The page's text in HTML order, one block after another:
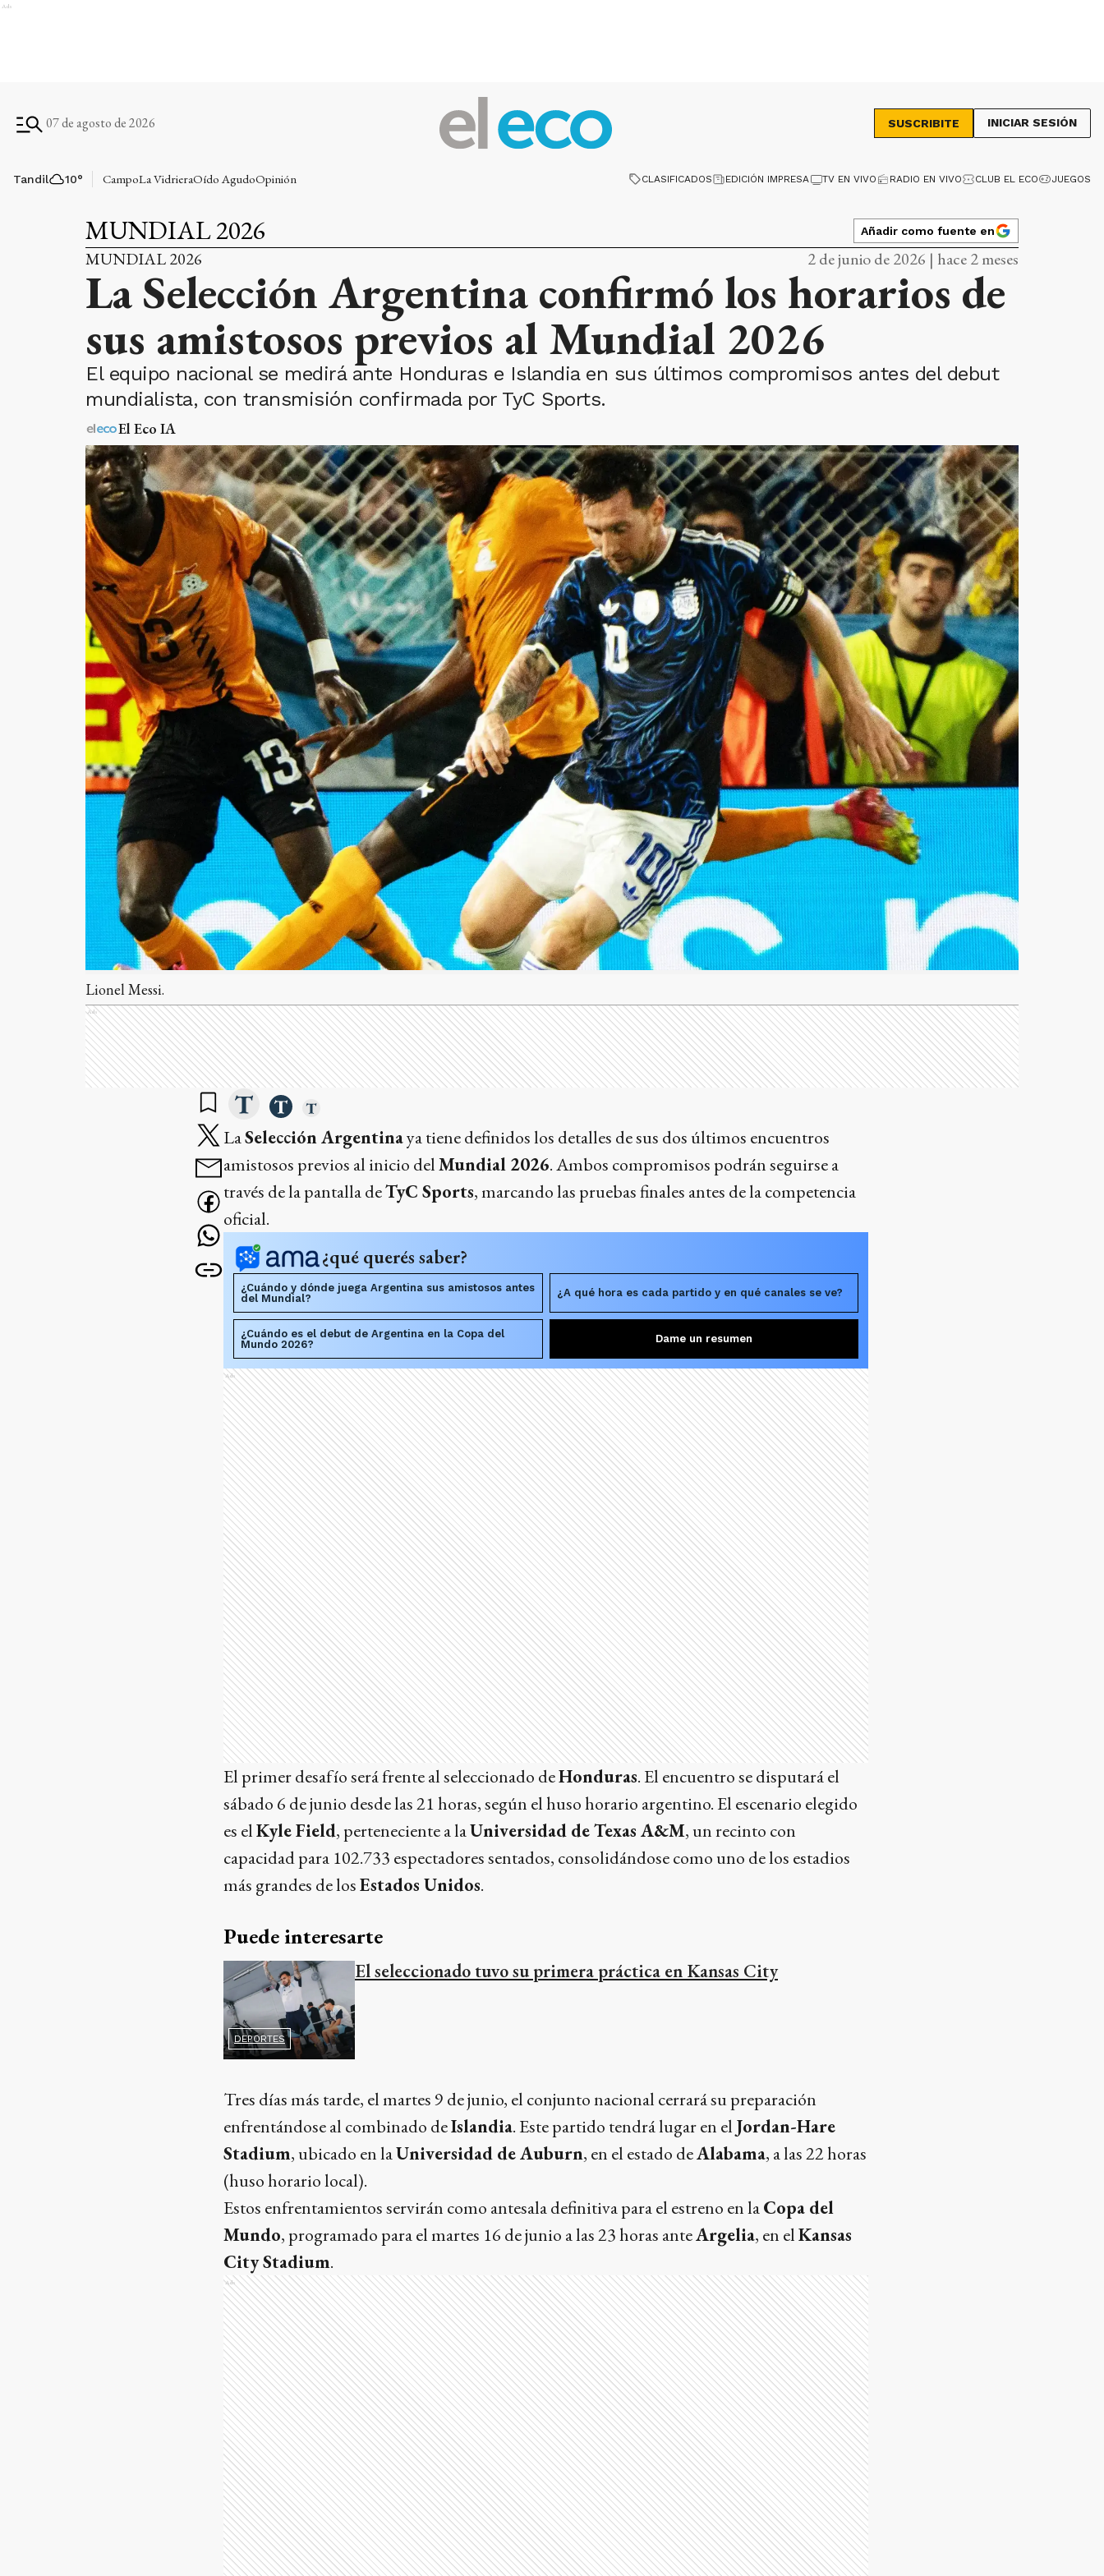
Ads
07 de agosto de 2026 SUSCRIBITE INICIAR SESIÓN
Tandil 10° CampoLa VidrieraOído AgudoOpinión CLASIFICADOS EDICIÓN IMPRESA TV EN VIVO RADIO EN VIVO CLUB EL ECO JUEGOS
MUNDIAL 2026 Añadir como fuente en
MUNDIAL 2026 2 de junio de 2026 | hace 2 meses
La Selección Argentina confirmó los horarios de
sus amistosos previos al Mundial 2026
El equipo nacional se medirá ante Honduras e Islandia en sus últimos compromisos antes del debut
mundialista, con transmisión confirmada por TyC Sports.
El Eco IA
Lionel Messi.
Ads
LaSelección Argentinaya tiene definidos los detalles de sus dos últimos encuentros
amistosos previos al inicio delMundial 2026. Ambos compromisos podrán seguirse a
través de la pantalla deTyC Sports, marcando las pruebas finales antes de la competencia
oficial.
¿qué querés saber?
¿Cuándo y dónde juega Argentina sus amistosos antes
del Mundial?
¿A qué hora es cada partido y en qué canales se ve?
¿Cuándo es el debut de Argentina en la Copa del
Mundo 2026?
Dame un resumen
Ads
El primer desafío será frente al seleccionado deHonduras. El encuentro se disputará el
sábado 6 de junio desde las 21 horas, según el huso horario argentino. El escenario elegido
es elKyle Field, perteneciente a laUniversidad de Texas A&M, un recinto con
capacidad para 102.733 espectadores sentados, consolidándose como uno de los estadios
más grandes de losEstados Unidos.
Puede interesarte
DEPORTES
El seleccionado tuvo su primera práctica en Kansas City
Tres días más tarde, el martes 9 de junio, el conjunto nacional cerrará su preparación
enfrentándose al combinado deIslandia. Este partido tendrá lugar en el Jordan-Hare
Stadium, ubicado en laUniversidad de Auburn, en el estado deAlabama, a las 22 horas
(huso horario local).
Estos enfrentamientos servirán como antesala definitiva para el estreno en laCopa del
Mundo, programado para el martes 16 de junio a las 23 horas anteArgelia, en elKansas
City Stadium.
Ads